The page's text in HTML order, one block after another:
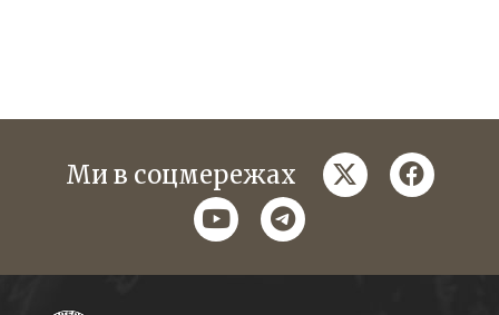
Ми в соцмережах twitter
youtubetelegram